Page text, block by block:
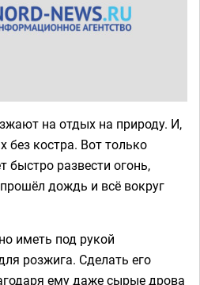
на отдых на природу. И,
без костра. Вот только
развести огонь,
дождь и всё вокруг
иметь под рукой
розжига. Сделать его
ему даже сырые дрова